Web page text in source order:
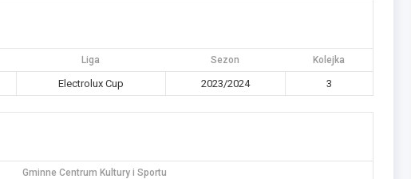
Liga Sezon Kolejka
Electrolux Cup 2023/2024 3
Gminne Centrum Kultury i Sportu